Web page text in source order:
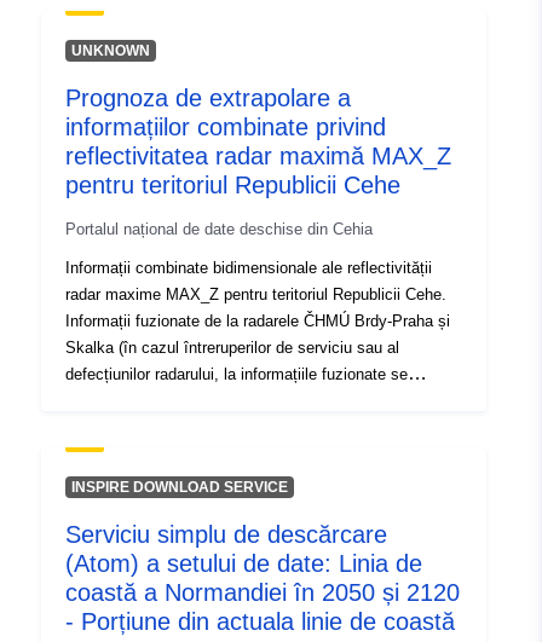
UNKNOWN
Prognoza de extrapolare a
informațiilor combinate privind
reflectivitatea radar maximă MAX_Z
pentru teritoriul Republicii Cehe
Portalul național de date deschise din Cehia
Informații combinate bidimensionale ale reflectivității
radar maxime MAX_Z pentru teritoriul Republicii Cehe.
Informații fuzionate de la radarele ČHMÚ Brdy-Praha și
Skalka (în cazul întreruperilor de serviciu sau al
defecțiunilor radarului, la informațiile fuzionate se
maximă măsurată în coloana verticală de deasupra
punctului de caroiaj respectiv. Predicția extrapolării se
informații fuzionate disponibile sunt mutate în funcție de
vectorii de transfer obținuți prin compararea informațiilor
MAX_Z fuzionate cu ultimele 10 minute și cu cele
anterioare. Doar o schimbare a poziției reflexiei radarului
INSPIRE DOWNLOAD SERVICE
Serviciu simplu de descărcare
(Atom) a setului de date: Linia de
coastă a Normandiei în 2050 și 2120
- Porțiune din actuala linie de coastă